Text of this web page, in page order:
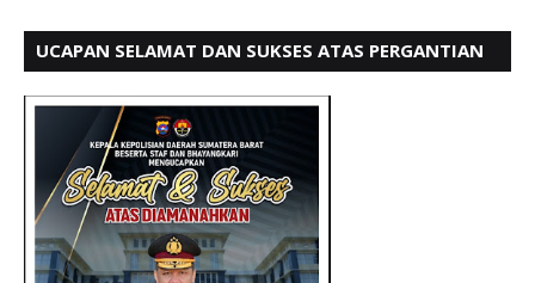
UCAPAN SELAMAT DAN SUKSES ATAS PERGANTIAN